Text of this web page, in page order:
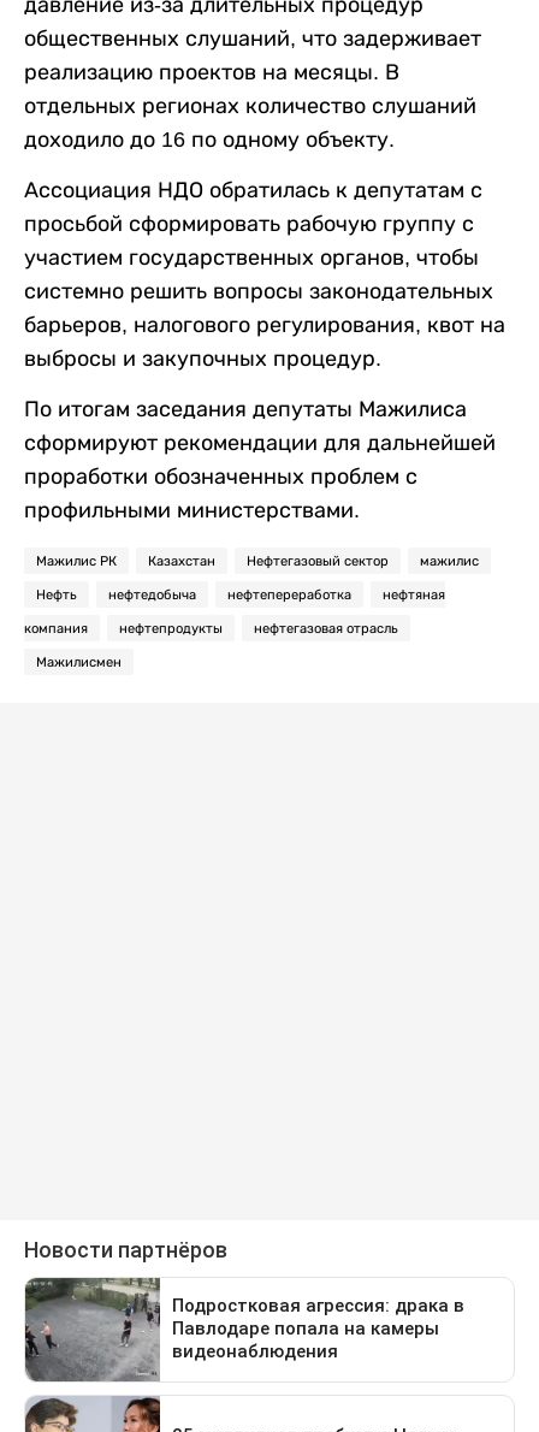
общественных слушаний, что задерживает
реализацию проектов на месяцы. В
отдельных регионах количество слушаний
доходило до 16 по одному объекту.
Ассоциация НДО обратилась к депутатам с
просьбой сформировать рабочую группу с
участием государственных органов, чтобы
системно решить вопросы законодательных
барьеров, налогового регулирования, квот на
выбросы и закупочных процедур.
По итогам заседания депутаты Мажилиса
сформируют рекомендации для дальнейшей
проработки обозначенных проблем с
профильными министерствами.
Мажилис РК Казахстан Нефтегазовый сектор мажилис
Нефть нефтедобыча нефтепереработка нефтяная
компания нефтепродукты нефтегазовая отрасль
Мажилисмен